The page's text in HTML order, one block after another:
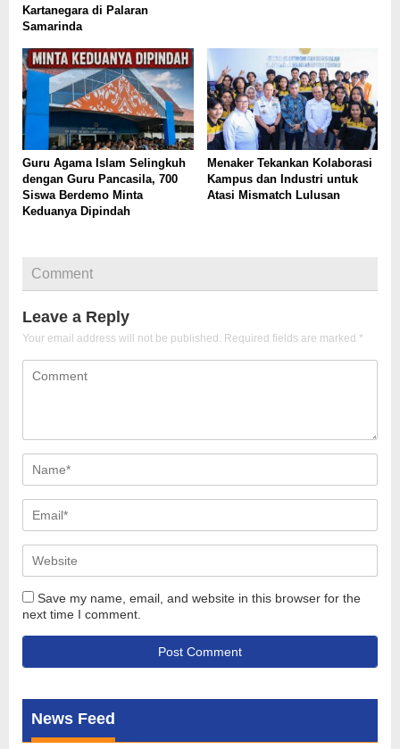
Kartanegara di Palaran
Samarinda
Guru Agama Islam Selingkuh
dengan Guru Pancasila, 700
Siswa Berdemo Minta
Keduanya Dipindah
Menaker Tekankan Kolaborasi
Kampus dan Industri untuk
Atasi Mismatch Lulusan
Comment
Leave a Reply
Your email address will not be published. Required fields are marked *
Save my name, email, and website in this browser for the
next time I comment.
News Feed